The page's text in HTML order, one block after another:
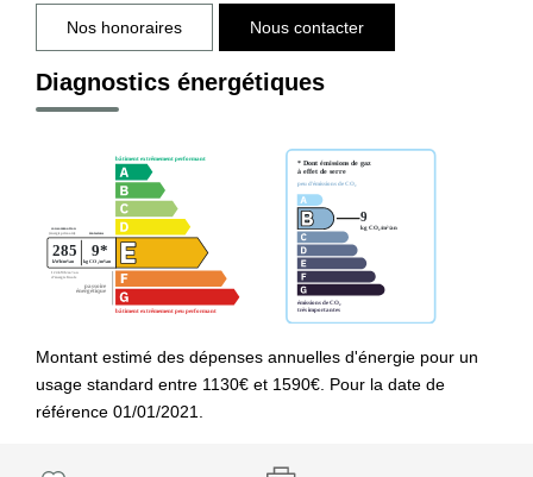
Nos honoraires Nous contacter
Diagnostics énergétiques
Montant estimé des dépenses annuelles d'énergie pour un
usage standard entre 1130€ et 1590€. Pour la date de
référence 01/01/2021.